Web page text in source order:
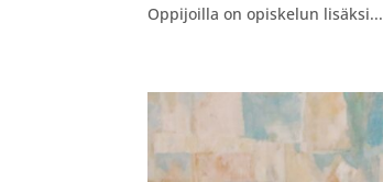
Oppijoilla on opiskelun lisäksi...